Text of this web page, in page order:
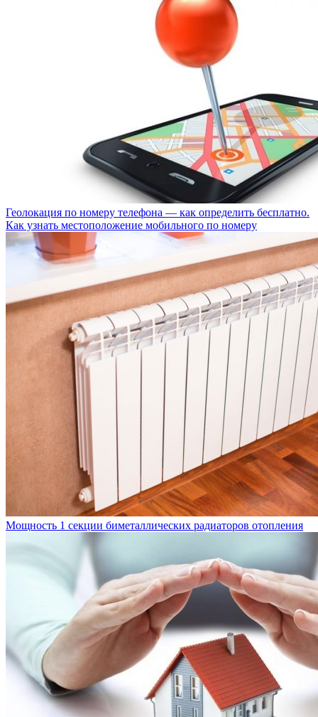
Геолокация по номеру телефона — как определить бесплатно.
Как узнать местоположение мобильного по номеру
Мощность 1 секции биметаллических радиаторов отопления